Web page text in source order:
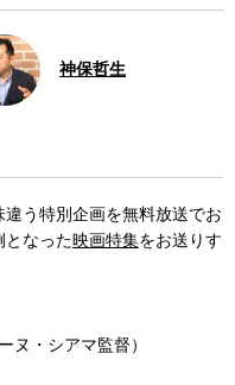
神保哲生
う特別企画を無料放送でお
となった映画特集をお送りす
ヌ・シアマ監督）